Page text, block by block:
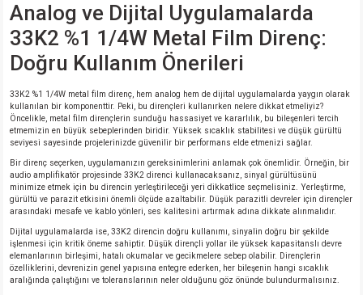
Analog ve Dijital Uygulamalarda
33K2 %1 1/4W Metal Film Direnç:
Doğru Kullanım Önerileri
33K2 %1 1/4W metal film direnç, hem analog hem de dijital uygulamalarda yaygın olarak
kullanılan bir komponenttir. Peki, bu dirençleri kullanırken nelere dikkat etmeliyiz?
Öncelikle, metal film dirençlerin sunduğu hassasiyet ve kararlılık, bu bileşenleri tercih
etmemizin en büyük sebeplerinden biridir. Yüksek sıcaklık stabilitesi ve düşük gürültü
seviyesi sayesinde projelerinizde güvenilir bir performans elde etmenizi sağlar.
Bir direnç seçerken, uygulamanızın gereksinimlerini anlamak çok önemlidir. Örneğin, bir
audio amplifikatör projesinde 33K2 direnci kullanacaksanız, sinyal gürültüsünü
minimize etmek için bu direncin yerleştirileceği yeri dikkatlice seçmelisiniz. Yerleştirme,
gürültü ve parazit etkisini önemli ölçüde azaltabilir. Düşük parazitli devreler için dirençler
arasındaki mesafe ve kablo yönleri, ses kalitesini artırmak adına dikkate alınmalıdır.
Dijital uygulamalarda ise, 33K2 direncin doğru kullanımı, sinyalin doğru bir şekilde
işlenmesi için kritik öneme sahiptir. Düşük dirençli yollar ile yüksek kapasitanslı devre
elemanlarının birleşimi, hatalı okumalar ve gecikmelere sebep olabilir. Dirençlerin
özelliklerini, devrenizin genel yapısına entegre ederken, her bileşenin hangi sıcaklık
aralığında çalıştığını ve toleranslarının neler olduğunu göz önünde bulundurmalısınız.